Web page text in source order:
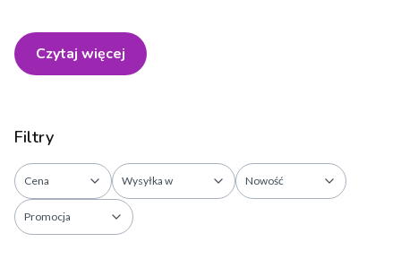
Czytaj więcej
Filtry
Cena Wysyłka w Nowość
Promocja